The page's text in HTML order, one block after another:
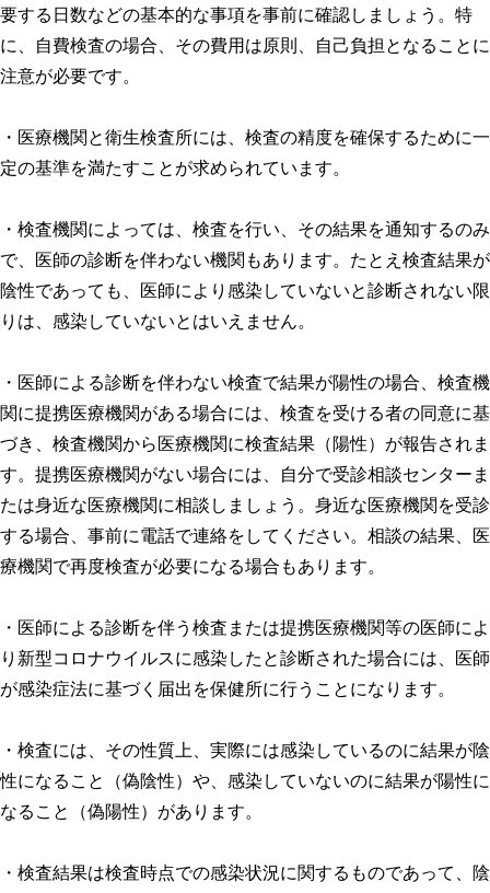
要する日数などの基本的な事項を事前に確認しましょう。特
に、自費検査の場合、その費用は原則、自己負担となることに
注意が必要です。
・医療機関と衛生検査所には、検査の精度を確保するために一
定の基準を満たすことが求められています。
・検査機関によっては、検査を行い、その結果を通知するのみ
で、医師の診断を伴わない機関もあります。たとえ検査結果が
陰性であっても、医師により感染していないと診断されない限
りは、感染していないとはいえません。
・医師による診断を伴わない検査で結果が陽性の場合、検査機
関に提携医療機関がある場合には、検査を受ける者の同意に基
づき、検査機関から医療機関に検査結果（陽性）が報告されま
す。提携医療機関がない場合には、自分で受診相談センターま
たは身近な医療機関に相談しましょう。身近な医療機関を受診
する場合、事前に電話で連絡をしてください。相談の結果、医
療機関で再度検査が必要になる場合もあります。
・医師による診断を伴う検査または提携医療機関等の医師によ
り新型コロナウイルスに感染したと診断された場合には、医師
が感染症法に基づく届出を保健所に行うことになります。
・検査には、その性質上、実際には感染しているのに結果が陰
性になること（偽陰性）や、感染していないのに結果が陽性に
なること（偽陽性）があります。
・検査結果は検査時点での感染状況に関するものであって、陰